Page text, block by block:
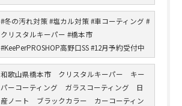
#冬の汚れ対策 #塩カル対策 #車コーティング #
クリスタルキーパー #橋本市
#KeePerPROSHOP高野口SS #12月予約受付中
和歌山県橋本市 クリスタルキーパー キー
パーコーティング ガラスコーティング 日
産ノート ブラックカラー カーコーティン